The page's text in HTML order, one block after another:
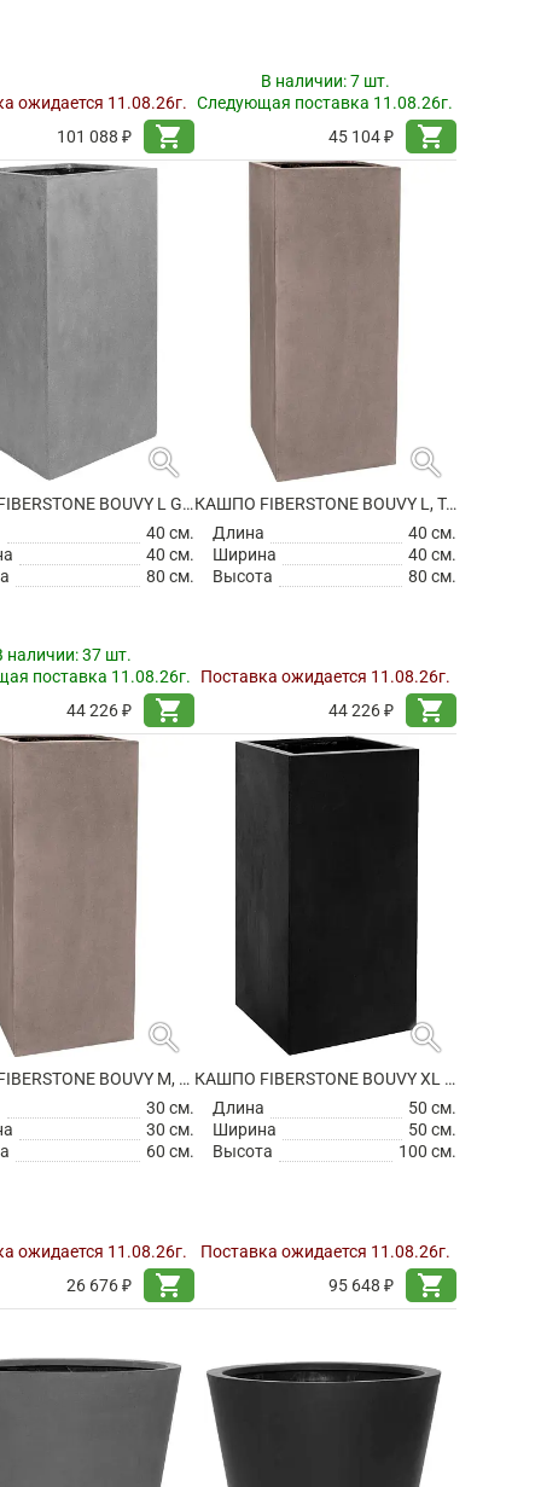
ожидается 11.08.26г.
101 088 ₽
shopping_cart
В наличии:7 шт.
Следующая поставка 11.08.26г.
45 104 ₽
shopping_cart
search
КАШПО FIBERSTONE BOUVY L GREY
40 см.
40 см.
80 см.
наличии:37 шт.
поставка 11.08.26г.
44 226 ₽
shopping_cart
search
КАШПО FIBERSTONE BOUVY L, TAUPE
Длина
40 см.
Ширина
40 см.
Высота
80 см.
Поставка ожидается 11.08.26г.
44 226 ₽
shopping_cart
search
КАШПО FIBERSTONE BOUVY M, TAUPE
30 см.
30 см.
60 см.
ожидается 11.08.26г.
26 676 ₽
shopping_cart
search
КАШПО FIBERSTONE BOUVY XL BLACK
Длина
50 см.
Ширина
50 см.
Высота
100 см.
Поставка ожидается 11.08.26г.
95 648 ₽
shopping_cart